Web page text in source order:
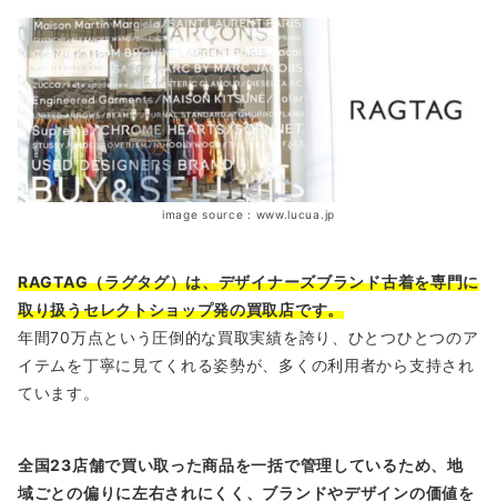
image source : www.lucua.jp
RAGTAG（ラグタグ）は、デザイナーズブランド古着を専門に
取り扱うセレクトショップ発の買取店です。
年間70万点という圧倒的な買取実績を誇り、ひとつひとつのア
イテムを丁寧に見てくれる姿勢が、多くの利用者から支持され
ています。
全国23店舗で買い取った商品を一括で管理しているため、地
域ごとの偏りに左右されにくく、ブランドやデザインの価値を